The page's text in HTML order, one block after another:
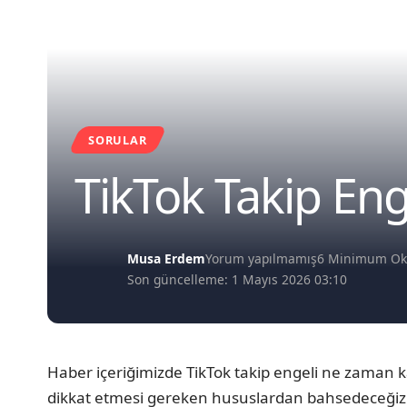
SORULAR
TikTok Takip
Son güncelleme: 1 Mayıs 2026 03:10
Musa ErdemYorum yapılmamış6 Minimum
Haber içeriğimizde TikTok takip engeli ne
dikkat etmesi gereken hususlardan